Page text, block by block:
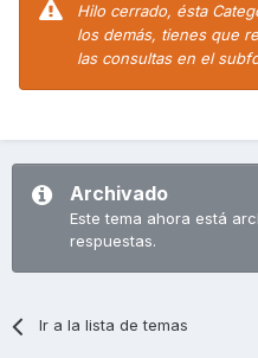
Hilo cerrado, ésta
los demás, tienes que
las consultas en el
Archivado
Este tema ahora está
respuestas.
Ir a la lista de temas